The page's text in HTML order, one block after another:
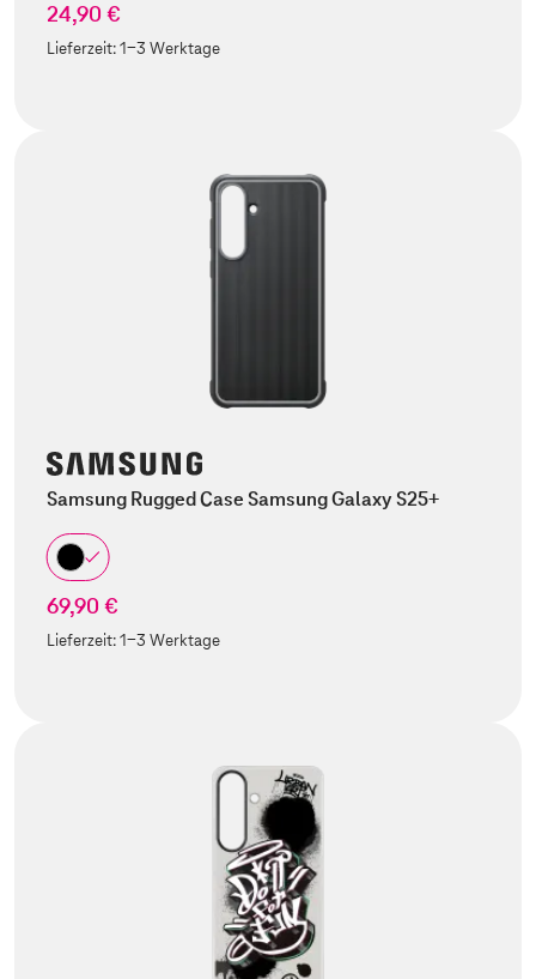
24,90 €
Lieferzeit:1-3 Werktage
Samsung Rugged Case Samsung Galaxy S25+
69,90 €
Lieferzeit:1-3 Werktage